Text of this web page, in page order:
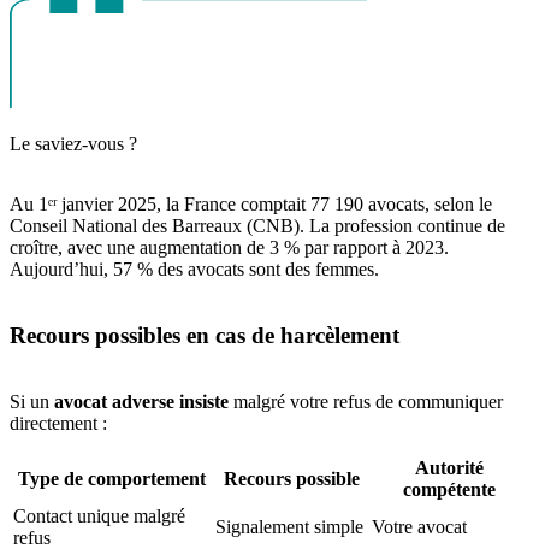
Le saviez-vous ?
Au 1ᵉʳ janvier 2025, la France comptait 77 190 avocats, selon le
Conseil National des Barreaux (CNB). La profession continue de
croître, avec une augmentation de 3 % par rapport à 2023.
Aujourd’hui, 57 % des avocats sont des femmes.
Recours possibles en cas de harcèlement
Si un avocat adverse insiste malgré votre refus de communiquer
directement :
Type de comportement Recours possible
Autorité
compétente
Contact unique malgré
refus
Signalement simple Votre avocat